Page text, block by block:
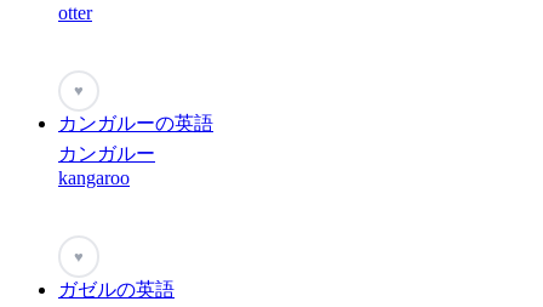
otter
♥
カンガルーの英語
カンガルー
kangaroo
♥
ガゼルの英語